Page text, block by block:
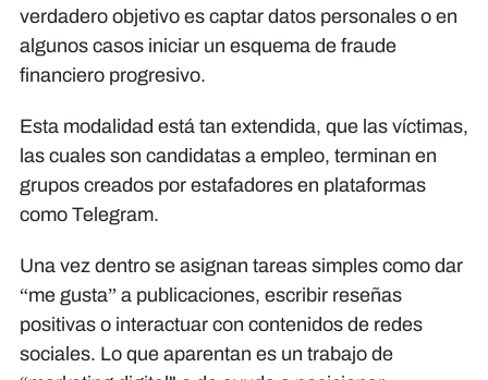
verdadero objetivo es captar datos personales o en
algunos casos iniciar un esquema de fraude
financiero progresivo.
Esta modalidad está tan extendida, que las víctimas,
las cuales son candidatas a empleo, terminan en
grupos creados por estafadores en plataformas
como Telegram.
Una vez dentro se asignan tareas simples como dar
“me gusta” a publicaciones, escribir reseñas
positivas o interactuar con contenidos de redes
sociales. Lo que aparentan es un trabajo de